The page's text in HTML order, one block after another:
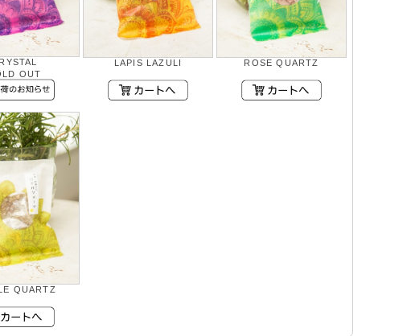
OUT
LAPIS LAZULI ROSE QUARTZ
QUARTZ